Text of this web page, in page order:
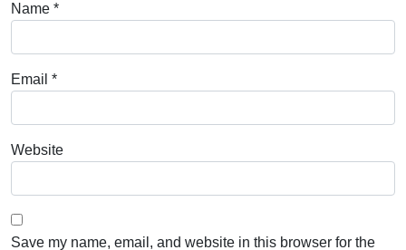
Name *
Email *
Website
Save my name, email, and website in this browser for the